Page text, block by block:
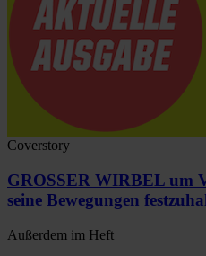
Coverstory
GROSSER WIRBEL um
seine Bewegungen
Außerdem im Heft